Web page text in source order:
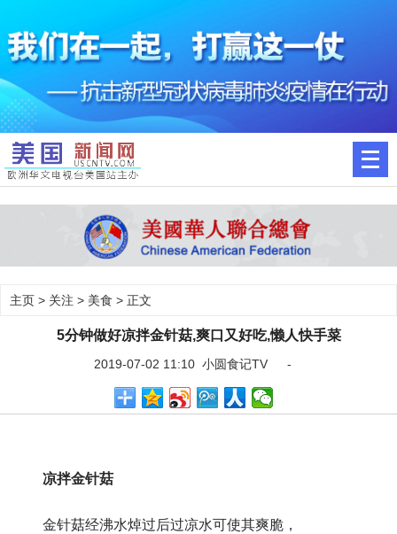
主页 > 关注 > 美食 > 正文
5分钟做好凉拌金针菇,爽口又好吃,懒人快手菜
2019-07-02 11:10 小圆食记TV -
凉拌金针菇
金针菇经沸水焯过后过凉水可使其爽脆，